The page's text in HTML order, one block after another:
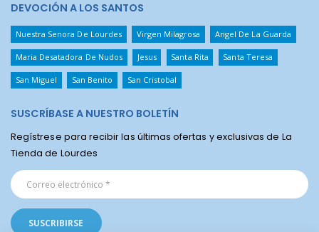
DEVOCIÓN A LOS SANTOS
Nuestra Senora De Lourdes Virgen Milagrosa Angel De La Guarda
Maria Desatadora De Nudos Jesus Santa Rita Santa Teresa
San Miguel San Benito San Cristobal
SUSCRÍBASE A NUESTRO BOLETÍN
Regístrese para recibir las últimas ofertas y exclusivas de La
Tienda de Lourdes